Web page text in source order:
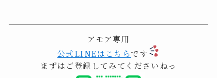
アモア専用
公式LINEはこちらです
まずはご登録してみてくださいねっ